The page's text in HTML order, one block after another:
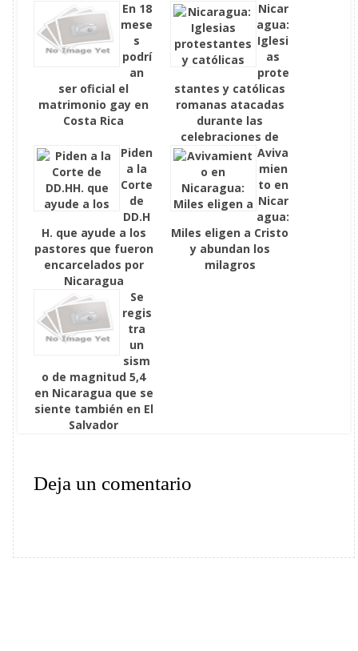
En 18
mese
s
podrí
an
ser oficial el
matrimonio gay en
Costa Rica
Nicar
agua:
Iglesi
as
prote
stantes y católicas
romanas atacadas
durante las
celebraciones de
Pascua
Piden
a la
Corte
de
DD.H
H. que ayude a los
pastores que fueron
encarcelados por
Nicaragua
Aviva
mien
to en
Nicar
agua:
Miles eligen a Cristo
y abundan los
milagros
Se
regis
tra
un
sism
o de magnitud 5,4
en Nicaragua que se
siente también en El
Salvador
Deja un comentario